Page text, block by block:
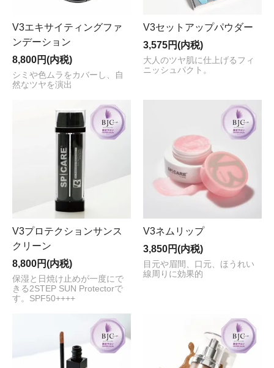
V3エキサイティングファ
ンデーション
8,800円(内税)
シミや色ムラをカバーし、自
然なツヤを演出
V3セットアップパウダー
3,575円(内税)
大人のツヤ肌に仕上げるフィ
ニッシュパクト。
V3プロテクションサンス
クリーン
8,800円(内税)
保湿と日焼け止めが一度にで
きる2STEP SUN Protectorで
す。SPF50++++
V3ネムリップ
3,850円(内税)
目元や眉間、口元、ほうれい
線周りに効果的